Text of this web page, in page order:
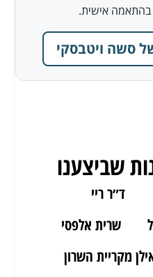
בהתאמה אישית.
סשה ויטבסקי
שביצענו
ד״ר ריי
שרית אלפסי
מקריית השרון